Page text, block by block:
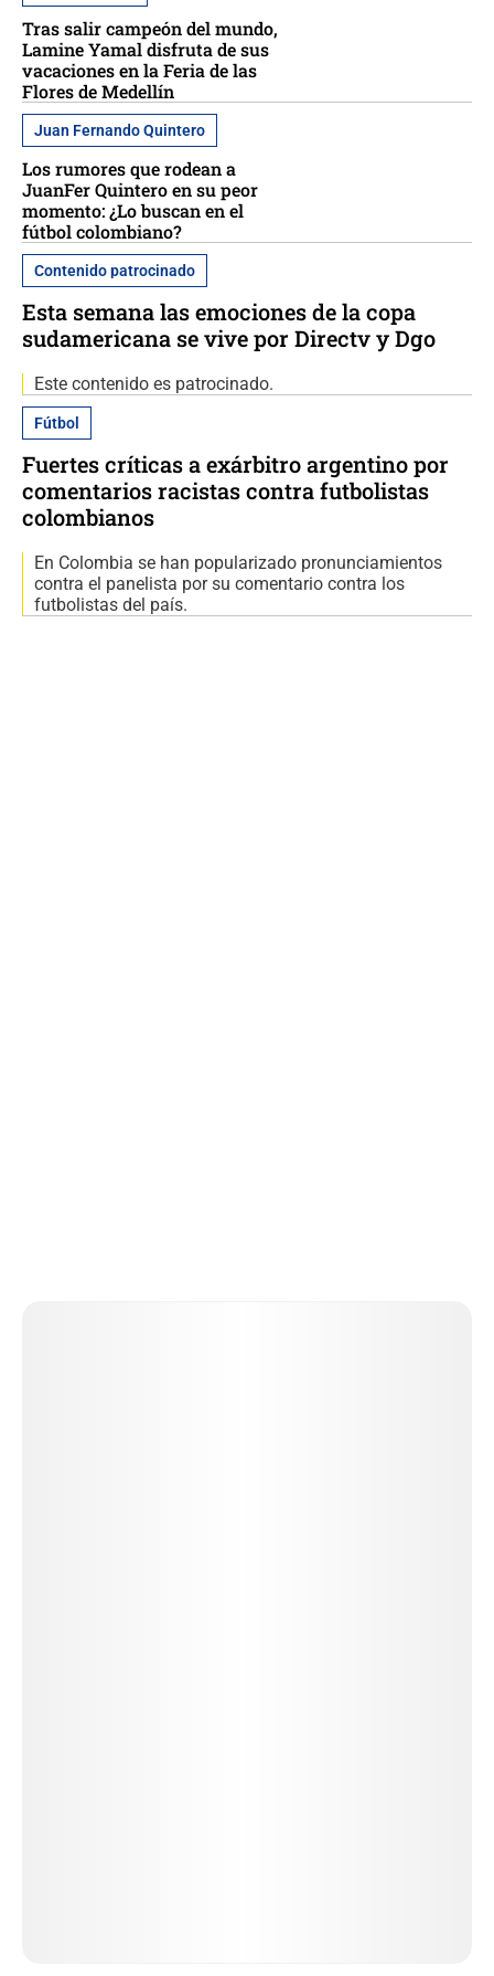
Tras salir campeón del mundo,
Lamine Yamal disfruta de sus
vacaciones en la Feria de las
Flores de Medellín
Juan Fernando Quintero
Los rumores que rodean a
JuanFer Quintero en su peor
momento: ¿Lo buscan en el
fútbol colombiano?
Contenido patrocinado
Esta semana las emociones de la copa
sudamericana se vive por Directv y Dgo
Este contenido es patrocinado.
Fútbol
Fuertes críticas a exárbitro argentino por
comentarios racistas contra futbolistas
colombianos
En Colombia se han popularizado pronunciamientos
contra el panelista por su comentario contra los
futbolistas del país.